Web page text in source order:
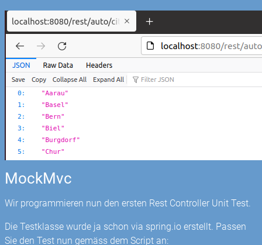
MockMvc
Wir programmieren nun den ersten Rest Controller Unit Test.
Die Testklasse wurde ja schon via spring.io erstellt. Passen
Sie den Test nun gemäss dem Script an: